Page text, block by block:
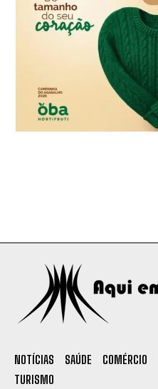
NOTÍCIAS SAÚDE COMÉRCIO
TURISMO